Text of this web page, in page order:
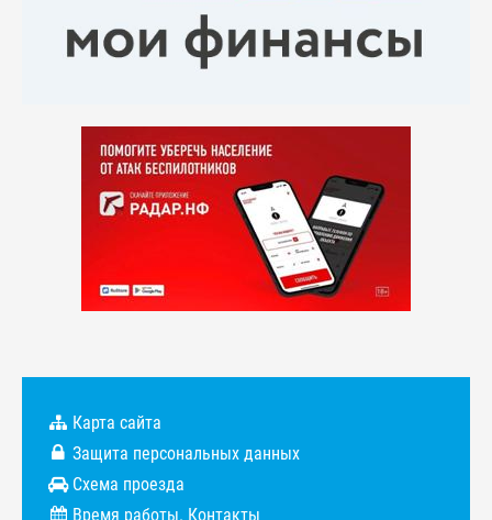
Карта сайта
Защита персональных данных
Схема проезда
Время работы. Контакты